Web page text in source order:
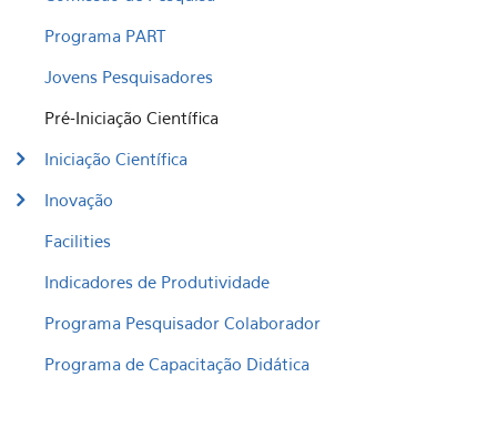
Programa PART
Jovens Pesquisadores
Pré-Iniciação Científica
Iniciação Científica
Inovação
Facilities
Indicadores de Produtividade
Programa Pesquisador Colaborador
Programa de Capacitação Didática